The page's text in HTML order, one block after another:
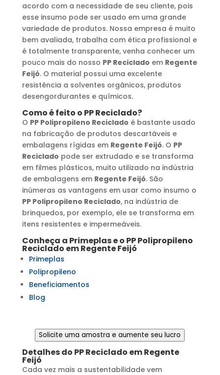
acordo com a necessidade de seu cliente, pois
esse insumo pode ser usado em uma grande
variedade de produtos. Nossa empresa é muito
bem avaliada, trabalha com ética profissional e
é totalmente transparente, venha conhecer um
pouco mais do nosso PP Reciclado em Regente
Feijó. O material possui uma excelente
resistência a solventes orgânicos, produtos
desengordurantes e químicos.
Como é feito o PP Reciclado?
O PP Polipropileno Reciclado é bastante usado
na fabricação de produtos descartáveis e
embalagens rígidas em Regente Feijó. O PP
Reciclado pode ser extrudado e se transforma
em filmes plásticos, muito utilizado na indústria
de embalagens em Regente Feijó. São
inúmeras as vantagens em usar como insumo o
PP Polipropileno Reciclado, na indústria de
brinquedos, por exemplo, ele se transforma em
itens resistentes e impermeáveis.
Conheça a Primeplas e o PP Polipropileno
Reciclado emRegente Feijó
Primeplas
Polipropileno
Beneficiamentos
Blog
Solicite uma amostra e aumente seu lucro
Detalhes do PP Reciclado emRegente
Feijó
Cada vez mais a sustentabilidade vem